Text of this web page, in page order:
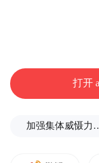
打开
加强集体威慑力，土耳其